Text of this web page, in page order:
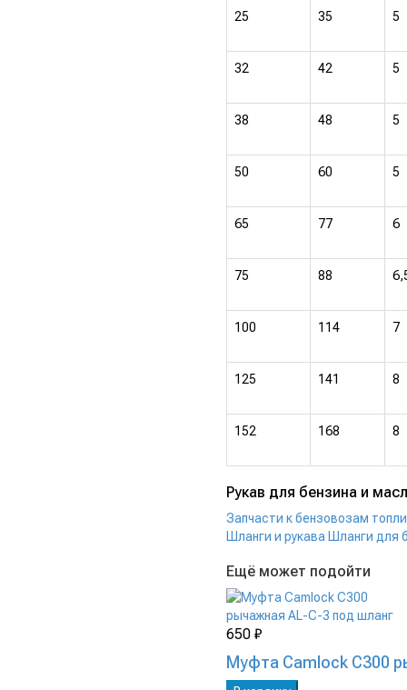
25 35 5
32 42 5
38 48 5
50 60 5
65 77 6
75 88
100 114 7
125 141 8
152 168 8
Рукав для бензина и
Запчасти к бензовозам
Шланги и рукава Шланги для
Ещё может подойти
650 ₽
Муфта Camlock C300